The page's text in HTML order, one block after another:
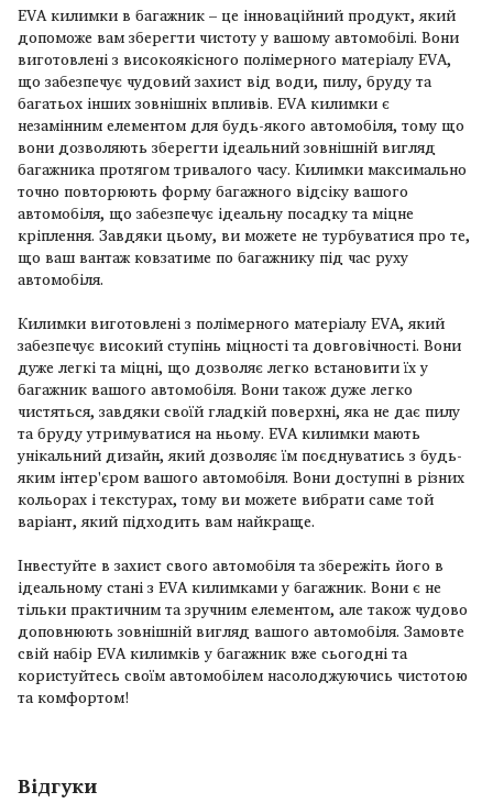
EVA килимки в багажник – це інноваційний продукт, який
допоможе вам зберегти чистоту у вашому автомобілі. Вони
виготовлені з високоякісного полімерного матеріалу EVA,
що забезпечує чудовий захист від води, пилу, бруду та
багатьох інших зовнішніх впливів. EVA килимки є
незамінним елементом для будь-якого автомобіля, тому що
вони дозволяють зберегти ідеальний зовнішній вигляд
багажника протягом тривалого часу. Килимки максимально
точно повторюють форму багажного відсіку вашого
автомобіля, що забезпечує ідеальну посадку та міцне
кріплення. Завдяки цьому, ви можете не турбуватися про те,
що ваш вантаж ковзатиме по багажнику під час руху
автомобіля.
Килимки виготовлені з полімерного матеріалу EVA, який
забезпечує високий ступінь міцності та довговічності. Вони
дуже легкі та міцні, що дозволяє легко встановити їх у
багажник вашого автомобіля. Вони також дуже легко
чистяться, завдяки своїй гладкій поверхні, яка не дає пилу
та бруду утримуватися на ньому. EVA килимки мають
унікальний дизайн, який дозволяє їм поєднуватись з будь-
яким інтер'єром вашого автомобіля. Вони доступні в різних
кольорах і текстурах, тому ви можете вибрати саме той
варіант, який підходить вам найкраще.
Інвестуйте в захист свого автомобіля та збережіть його в
ідеальному стані з EVA килимками у багажник. Вони є не
тільки практичним та зручним елементом, але також чудово
доповнюють зовнішній вигляд вашого автомобіля. Замовте
свій набір EVA килимків у багажник вже сьогодні та
користуйтесь своїм автомобілем насолоджуючись чистотою
та комфортом!
Відгуки